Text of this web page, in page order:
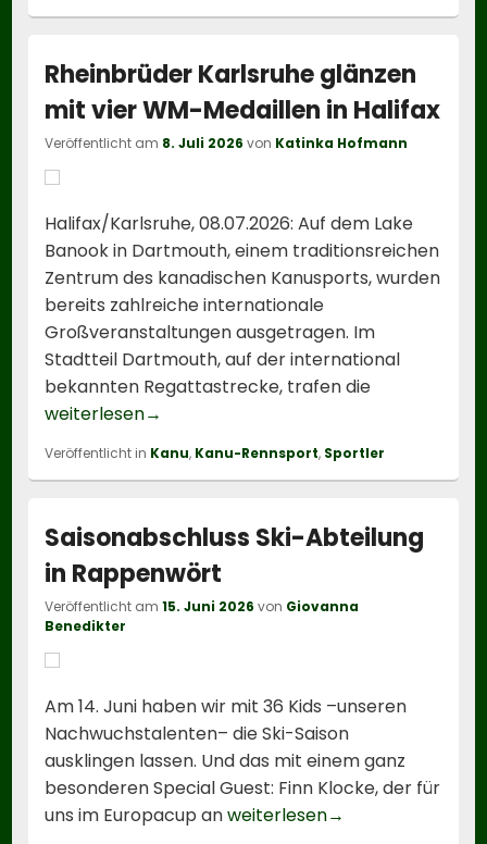
Rheinbrüder Karlsruhe glänzen
mit vier WM-Medaillen in Halifax
Veröffentlicht am 8. Juli 2026 von Katinka Hofmann
Halifax/Karlsruhe, 08.07.2026: Auf dem Lake
Banook in Dartmouth, einem traditionsreichen
Zentrum des kanadischen Kanusports, wurden
bereits zahlreiche internationale
Großveranstaltungen ausgetragen. Im
Stadtteil Dartmouth, auf der international
bekannten Regattastrecke, trafen die
weiterlesenRheinbrüder Karlsruhe glänzen mit vier
→
Veröffentlicht in Kanu, Kanu-Rennsport, Sportler
Saisonabschluss Ski-Abteilung
in Rappenwört
Veröffentlicht am15. Juni 2026 von Giovanna
Benedikter
Am 14. Juni haben wir mit 36 Kids –unseren
Nachwuchstalenten– die Ski-Saison
ausklingen lassen. Und das mit einem ganz
besonderen Special Guest: Finn Klocke, der für
uns im Europacup anweiterlesenSaisonabschluss
→